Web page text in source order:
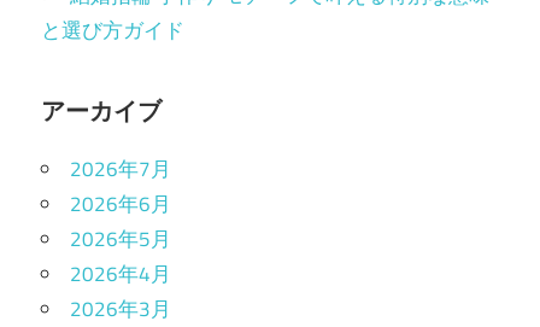
と選び方ガイド
アーカイブ
2026年7月
2026年6月
2026年5月
2026年4月
2026年3月